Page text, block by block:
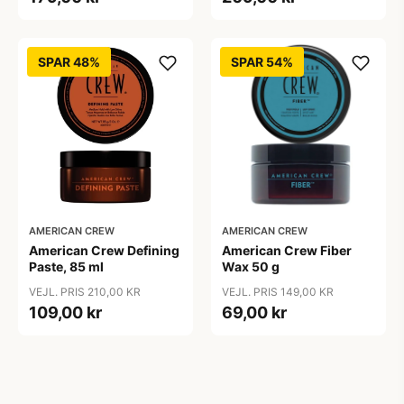
SPAR 48%
AMERICAN CREW
American Crew Defining
Paste, 85 ml
VEJL. PRIS 210,00 KR
109,00 kr
SPAR 54%
AMERICAN CREW
American Crew Fiber
Wax 50 g
VEJL. PRIS 149,00 KR
69,00 kr